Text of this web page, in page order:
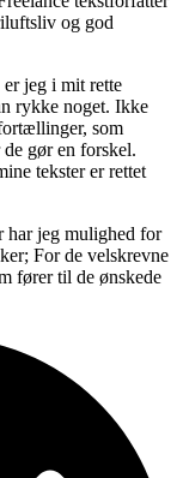
og god
jeg i mit rette
rykke noget. Ikke
som
gør en forskel.
tekster er rettet
har jeg mulighed for
For de velskrevne
fører til de ønskede